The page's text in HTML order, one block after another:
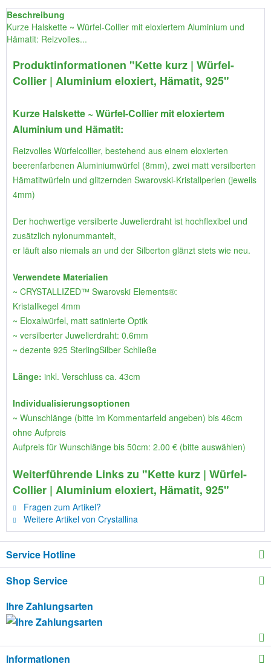
Beschreibung
Kurze Halskette ~ Würfel-Collier mit eloxiertem Aluminium und
Hämatit: Reizvolles...
Produktinformationen "Kette kurz | Würfel-
Collier | Aluminium eloxiert, Hämatit, 925"
Kurze Halskette ~ Würfel-Collier mit eloxiertem
Aluminium und Hämatit:
Reizvolles Würfelcollier, bestehend aus einem eloxierten
beerenfarbenen Aluminiumwürfel (8mm), zwei matt versilberten
Hämatitwürfeln und glitzernden Swarovski-Kristallperlen (jeweils
4mm)
Der hochwertige versilberte Juwelierdraht ist hochflexibel und
zusätzlich nylonummantelt,
er läuft also niemals an und der Silberton glänzt stets wie neu.
Verwendete Materialien
~ CRYSTALLIZED™ Swarovski Elements®:
Kristallkegel 4mm
~ Eloxalwürfel, matt satinierte Optik
~ versilberter Juwelierdraht: 0.6mm
~ dezente 925 SterlingSilber Schließe
Länge: inkl. Verschluss ca. 43cm
Individualisierungsoptionen
~ Wunschlänge (bitte im Kommentarfeld angeben) bis 46cm
ohne Aufpreis
Aufpreis für Wunschlänge bis 50cm: 2.00 € (bitte auswählen)
Weiterführende Links zu "Kette kurz | Würfel-
Collier | Aluminium eloxiert, Hämatit, 925"
Fragen zum Artikel?
Weitere Artikel von Crystallina
Service Hotline
Shop Service
Ihre Zahlungsarten
Informationen